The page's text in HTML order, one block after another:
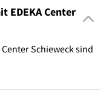
EDEKA Center
Schieweck sind